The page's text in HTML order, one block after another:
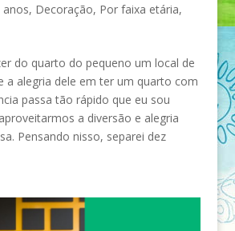
anos, Decoração, Por faixa etária,
do quarto do pequeno um local de
a alegria dele em ter um quarto com
passa tão rápido que eu sou
a diversão e alegria
Pensando nisso, separei dez